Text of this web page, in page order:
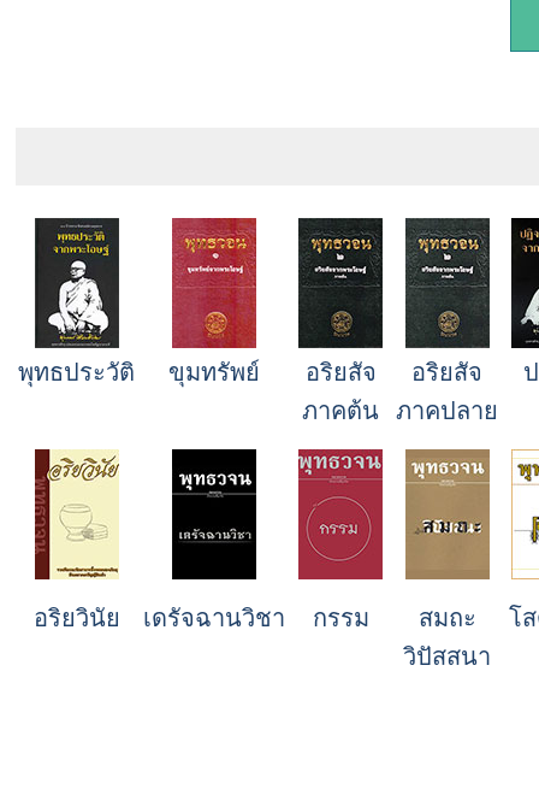
พุทธประวัติ ขุมทรัพย์
อริยสัจ
ภาคต้น
อริยสัจ
ภาคปลาย
อริยวินัย เดรัจฉานวิชา กรรม
สมถะ
วิปัสสนา
โ